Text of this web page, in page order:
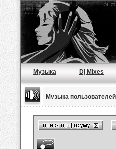
Музыка Dj Mixes
Музыка пользователей